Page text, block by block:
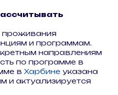
проживания
и программам.
направлениям
по программе в
в Харбине указана
и актуализируется